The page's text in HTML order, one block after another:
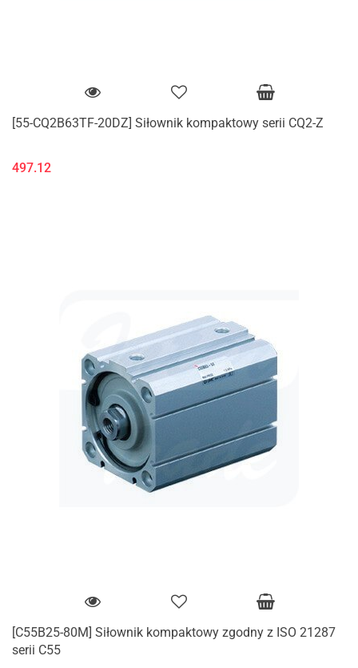
[55-CQ2B63TF-20DZ] Siłownik kompaktowy serii CQ2-Z
497.12
[C55B25-80M] Siłownik kompaktowy zgodny z ISO 21287
serii C55